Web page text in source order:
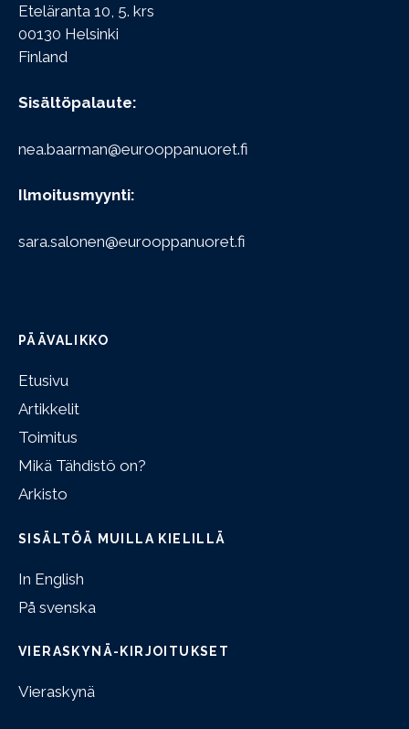
Eteläranta 10, 5. krs
00130 Helsinki
Finland
Sisältöpalaute:
nea.baarman@eurooppanuoret.fi
Ilmoitusmyynti:
sara.salonen@eurooppanuoret.fi
PÄÄVALIKKO
Etusivu
Artikkelit
Toimitus
Mikä Tähdistö on?
Arkisto
SISÄLTÖÄ MUILLA KIELILLÄ
In English
På svenska
VIERASKYNÄ-KIRJOITUKSET
Vieraskynä